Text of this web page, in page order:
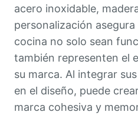
acero inoxidable,
personalización
cocina no solo sean
también representen el
su marca. Al integrar
en el diseño, puede
marca cohesiva y